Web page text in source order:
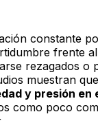
constante
frente
rezagados o
muestran
y presión en
como poco